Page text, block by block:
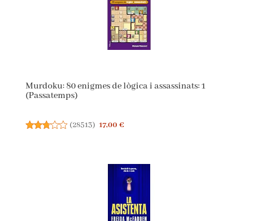
Murdoku: 80 enigmes de lògica i assassinats: 1
(Passatemps)
(28513) 17,00 €